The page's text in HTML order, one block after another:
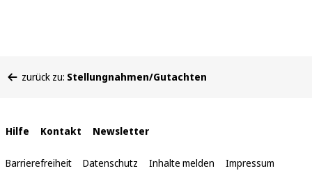
befinden
zurück zu: Stellungnahmen/Gutachten
Interne
Links
Hilfe Kontakt Newsletter
Barrierefreiheit Datenschutz Inhalte melden Impressum